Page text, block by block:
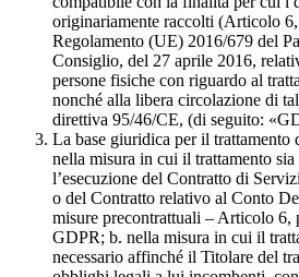
originariamente raccolti (Articolo
Regolamento (UE) 2016/679 del
Consiglio, del 27 aprile 2016,
persone fisiche con riguardo al
nonché alla libera circolazione di
direttiva 95/46/CE, (di seguito:
La base giuridica per il trattamento
nella misura in cui il trattamento sia
l’esecuzione del Contratto di
o del Contratto relativo al Conto
misure precontrattuali – Articolo 6,
GDPR; b. nella misura in cui il
necessario affinché il Titolare del